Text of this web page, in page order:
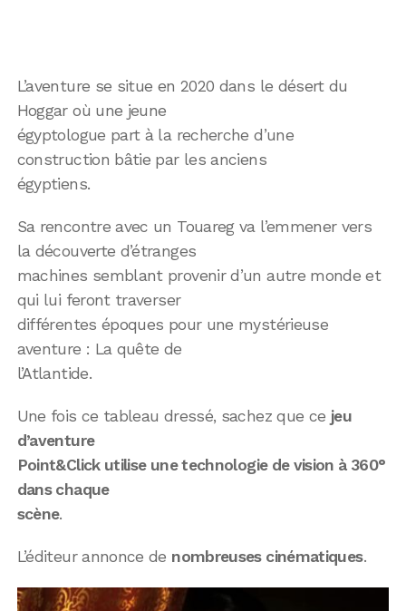
L’aventure se situe en 2020 dans le désert du
Hoggar où une jeune
égyptologue part à la recherche d’une
construction bâtie par les anciens
égyptiens.
Sa rencontre avec un Touareg va l’emmener vers
la découverte d’étranges
machines semblant provenir d’un autre monde et
qui lui feront traverser
différentes époques pour une mystérieuse
aventure : La quête de
l’Atlantide.
Une fois ce tableau dressé, sachez que ce jeu
d’aventure
Point&Click utilise une technologie de vision à 360°
dans chaque
scène.
L’éditeur annonce de nombreuses cinématiques.